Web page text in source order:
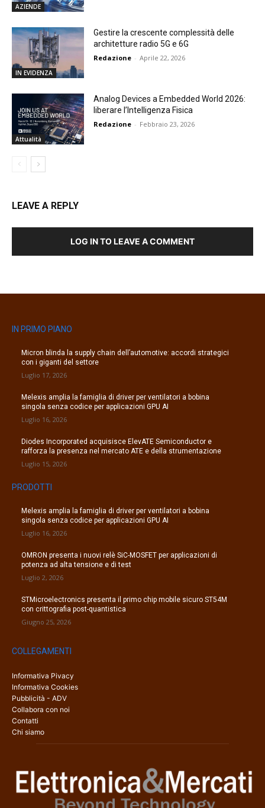
AZIENDE
IN EVIDENZA
Gestire la crescente complessità delle
architetture radio 5G e 6G
Redazione - Aprile 22, 2026
Attualità
Analog Devices a Embedded World 2026:
liberare l’Intelligenza Fisica
Redazione - Febbraio 23, 2026
LEAVE A REPLY
LOG IN TO LEAVE A COMMENT
IN PRIMO PIANO
Micron blinda la supply chain dell’automotive: accordi strategici
con i giganti del settore
Luglio 17, 2026
Melexis amplia la famiglia di driver per ventilatori a bobina
singola senza codice per applicazioni GPU AI
Luglio 16, 2026
Diodes Incorporated acquisisce ElevATE Semiconductor e
rafforza la presenza nel mercato ATE e della strumentazione
Luglio 15, 2026
PRODOTTI
Melexis amplia la famiglia di driver per ventilatori a bobina
singola senza codice per applicazioni GPU AI
Luglio 16, 2026
OMRON presenta i nuovi relè SiC-MOSFET per applicazioni di
potenza ad alta tensione e di test
Luglio 2, 2026
STMicroelectronics presenta il primo chip mobile sicuro ST54M
con crittografia post-quantistica
Giugno 25, 2026
COLLEGAMENTI
Informativa Pivacy
Informativa Cookies
Pubblicità - ADV
Collabora con noi
Contatti
Chi siamo